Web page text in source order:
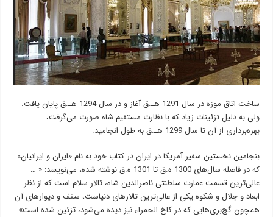
ساخت اتاق موزه در سال 1291 هـ.ق آغاز و در سال 1294 هـ.ق پایان یافت.
ولی به دلیل تزئینات زیاد که با نظارت مستقیم شاه صورت می‌گرفت،
بهره‌برداری از آن تا سال 1299 هـ.ق به طول انجامید.
بنجامین نخستین سفیر آمریکا در ایران در کتاب خود به نام «ایران و ایرانیان»
که در فاصله سال‌های 1300 ه.ق تا 1301 ه.ق نوشته شده، می‌نویسد: « …
عالی‌ترین قسمت عمارت سلطنتی ناصرالدین شاه، تالار سلام است که از نظر
ابعاد و جلال و شکوه یکی از عالی‌ترین تالارهای دنیاست، سقف و دیوارهای آن
همچون گچ‌بری‌هایی که در کاخ الحمراء نیز دیده می‌شود، تزئین شده است».